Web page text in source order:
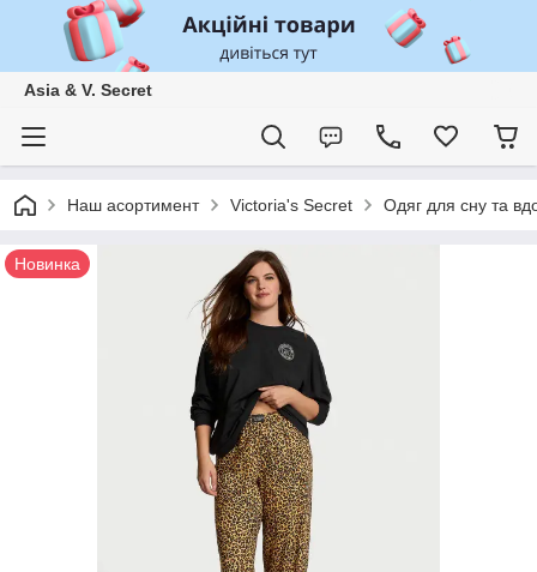
Asia & V. Secret
Наш асортимент Victoria's Secret Одяг для сну та
Новинка